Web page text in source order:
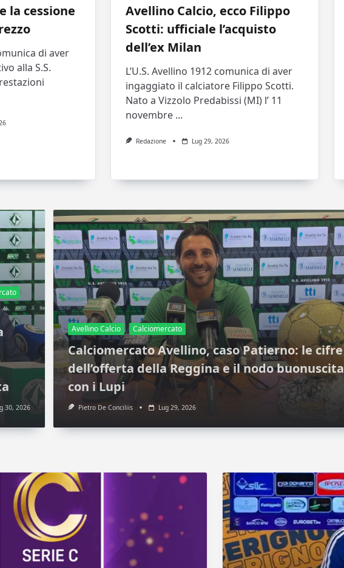
la cessione
di aver
alla S.S.
Avellino Calcio, ecco Filippo
Scotti: ufficiale l’acquisto
dell’ex Milan
L’U.S. Avellino 1912 comunica di aver
ingaggiato il calciatore Filippo Scotti.
Nato a Vizzolo Predabissi (MI) l’ 11
novembre ...
Redazione Lug 29, 2026
30, 2026
Avellino Calcio Calciomercato
Calciomercato Avellino, caso Patierno: le cifre
dell’offerta della Reggina e il nodo buonuscita
con i Lupi
Pietro De Conciliis Lug 29, 2026